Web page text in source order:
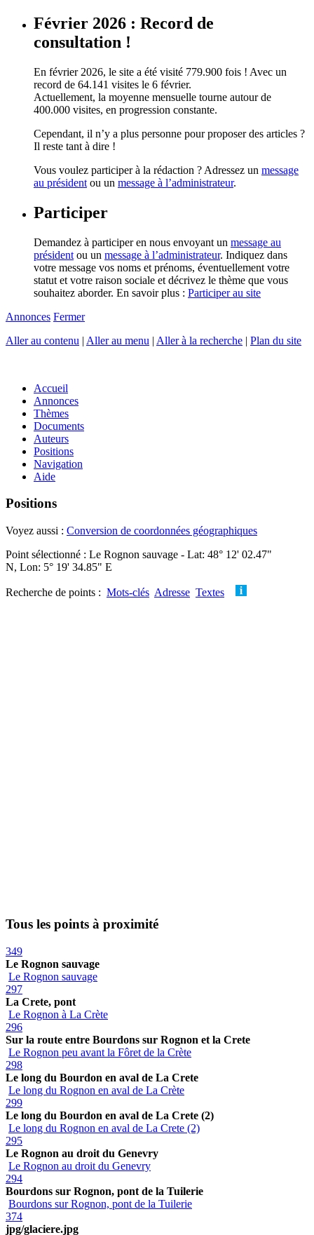
Février 2026 : Record de
consultation !
En février 2026, le site a été visité 779.900 fois ! Avec un
record de 64.141 visites le 6 février.
Actuellement, la moyenne mensuelle tourne autour de
400.000 visites, en progression constante.
Cependant, il n’y a plus personne pour proposer des articles ?
Il reste tant à dire !
Vous voulez participer à la rédaction ? Adressez un message
au président ou un message à l’administrateur.
Participer
Demandez à participer en nous envoyant un message au
président ou un message à l’administrateur. Indiquez dans
votre message vos noms et prénoms, éventuellement votre
statut et votre raison sociale et décrivez le thème que vous
souhaitez aborder. En savoir plus : Participer au site
Annonces Fermer
Aller au contenu | Aller au menu | Aller à la recherche | Plan du site
Accueil
Annonces
Thèmes
Documents
Auteurs
Positions
Navigation
Aide
Positions
Voyez aussi : Conversion de coordonnées géographiques
Point sélectionné : Le Rognon sauvage - Lat: 48° 12' 02.47"
N, Lon: 5° 19' 34.85" E
Recherche de points : Mots-clés Adresse Textes
Tous les points à proximité
349
Le Rognon sauvage
Le Rognon sauvage
297
La Crete, pont
Le Rognon à La Crète
296
Sur la route entre Bourdons sur Rognon et la Crete
Le Rognon peu avant la Fôret de la Crète
298
Le long du Bourdon en aval de La Crete
Le long du Rognon en aval de La Crète
299
Le long du Bourdon en aval de La Crete (2)
Le long du Rognon en aval de La Crete (2)
295
Le Rognon au droit du Genevry
Le Rognon au droit du Genevry
294
Bourdons sur Rognon, pont de la Tuilerie
Bourdons sur Rognon, pont de la Tuilerie
374
jpg/glaciere.jpg